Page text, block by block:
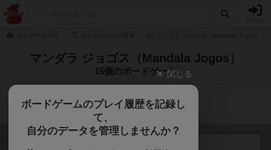
マンダラ ジョゴス（Mandala Jogos）
15個のボードゲーム
検索メニュー
閉じる
ボードゲームのプレイ履歴を記録し
て、
自分のデータを管理しませんか？